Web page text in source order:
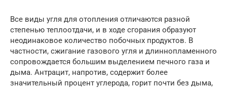
Все виды угля для отопления отличаются разной
степенью теплоотдачи, и в ходе сгорания образуют
неодинаковое количество побочных продуктов. В
частности, сжигание газового угля и длиннопламенного
сопровождается большим выделением печного газа и
дыма. Антрацит, напротив, содержит более
значительный процент углерода, горит почти без дыма,